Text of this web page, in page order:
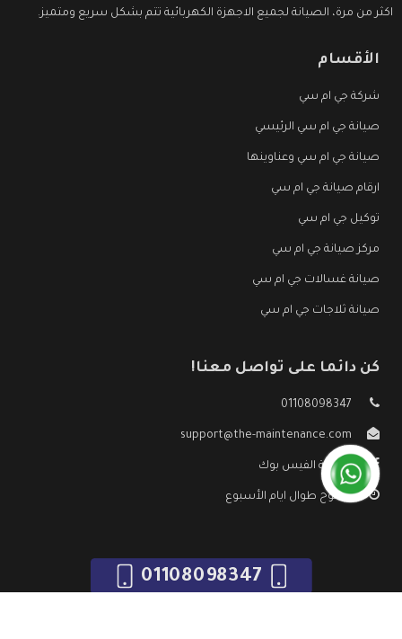
اكثر من مرة، الصيانة لجميع الاجهزة الكهربائية تتم بشكل سريع ومتميز.
الأقسام
شركة جي ام سي
صيانة جي ام سي الرئيسي
صيانة جي ام سي وعناوينها
ارقام صيانة جي ام سي
توكيل جي ام سي
مركز صيانة جي ام سي
صيانة غسالات جي ام سي
صيانة ثلاجات جي ام سي
كن دائما على تواصل معنا!
01108098347
support@the-maintenance.com
صفحة الفيس بوك
مفتوح طوال ايام الأسبوع
01108098347